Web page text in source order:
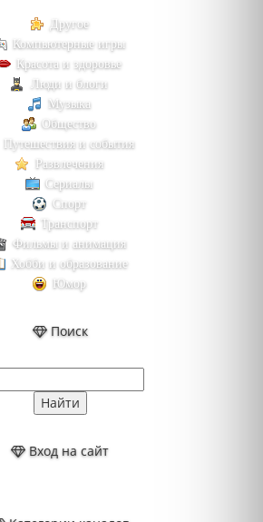
Другое
Компьютерные игры
Красота и здоровье
Люди и блоги
Музыка
Общество
Путешествия и события
Развлечения
Сериалы
Спорт
Транспорт
Фильмы и анимация
Хобби и образование
Юмор
Поиск
Вход на сайт